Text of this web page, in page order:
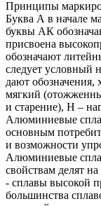
Принципы
Буква А в начале
буквы АК
присвоена
обозначают
следует условный
дают обозначения,
мягкий
и старение), Н –
Алюминиевые
основным
и возможности
Алюминиевые
свойствам делят
- сплавы высокой
большинства